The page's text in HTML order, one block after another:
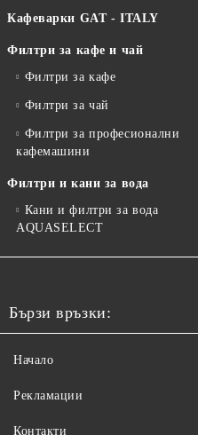
Кафеварки GAT - ITALY
Филтри за кафе и чай
Филтри за кафе
Филтри за чай
Филтри за професионални
кафемашини
Филтри и кани за вода
Кани и филтри за вода
AQUASELECT
Бързи връзки:
Начало
Рекламации
Контакти